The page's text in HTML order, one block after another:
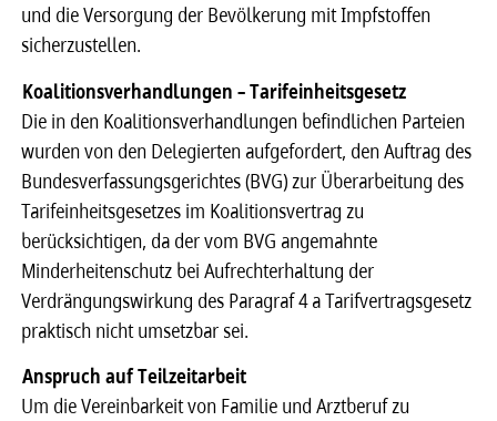
und die Versorgung der Bevölkerung mit Impfstoffen
sicherzustellen.
Koalitionsverhandlungen – Tarifeinheitsgesetz
Die in den Koalitionsverhandlungen befindlichen Parteien
wurden von den Delegierten aufgefordert, den Auftrag des
Bundesverfassungsgerichtes (BVG) zur Überarbeitung des
Tarifeinheitsgesetzes im Koalitionsvertrag zu
berücksichtigen, da der vom BVG angemahnte
Minderheitenschutz bei Aufrechterhaltung der
Verdrängungswirkung des Paragraf 4 a Tarifvertragsgesetz
praktisch nicht umsetzbar sei.
Anspruch auf Teilzeitarbeit
Um die Vereinbarkeit von Familie und Arztberuf zu